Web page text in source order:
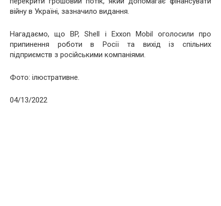
війну в Україні, зазначило видання.
Нагадаємо, що BP, Shell і Exxon Mobil оголосили про
припинення роботи в Росії та вихід із спільних
підприємств з російськими компаніями.
Фото: ілюстративне.
04/13/2022